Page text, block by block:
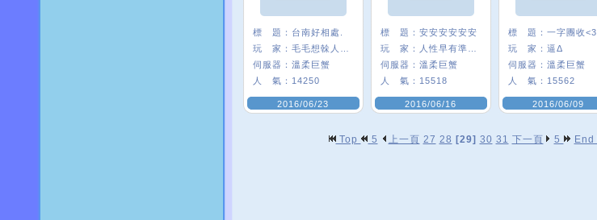
標 題： 台南好相處.
玩 家：
伺服器： 溫柔巨蟹
人 氣： 14250
2016/06/23
標 題： 安安安安安安
玩 家：
伺服器： 溫柔巨蟹
人 氣： 15518
2016/06/16
標 題： 一字團收<3
玩 家： 逼Δ
伺服器： 溫柔巨蟹
人 氣： 15562
2016/06/09
Top 5 上一頁 27 28 [29] 30 31 下一頁 5 End